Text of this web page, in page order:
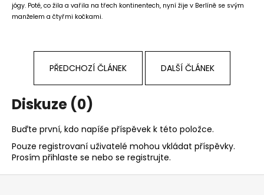
jógy. Poté, co žila a vařila na třech kontinentech, nyní žije v Berlíně se svým
manželem a čtyřmi kočkami.
PŘEDCHOZÍ ČLÁNEK DALŠÍ ČLÁNEK
Diskuze (0)
Buďte první, kdo napíše příspěvek k této položce.
Pouze registrovaní uživatelé mohou vkládat příspěvky.
Prosím přihlaste se nebo se registrujte.
Z